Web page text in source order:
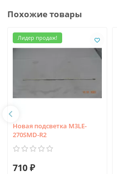
Похожие товары
Лидер продаж!
Новая подсветка M3LE-
270SMD-R2
710 ₽